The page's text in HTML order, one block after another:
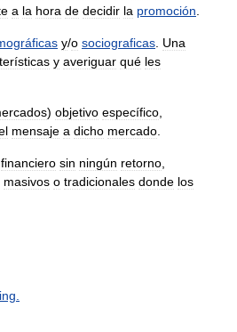
a la hora de decidir la promoción
y/o sociograficas Una
y averiguar qué les
) objetivo específico
mensaje a dicho mercado
financiero sin ningún retorno
masivos o tradicionales donde los